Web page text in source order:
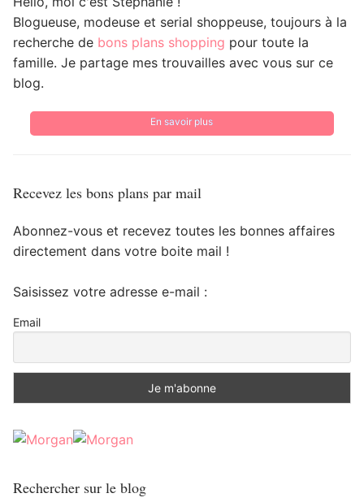
Blogueuse, modeuse et serial shoppeuse, toujours à la
recherche de bons plans shopping pour toute la
famille. Je partage mes trouvailles avec vous sur ce
blog.
En savoir plus
Recevez les bons plans par mail
Abonnez-vous et recevez toutes les bonnes affaires
directement dans votre boite mail !
Saisissez votre adresse e-mail :
Email
Rechercher sur le blog